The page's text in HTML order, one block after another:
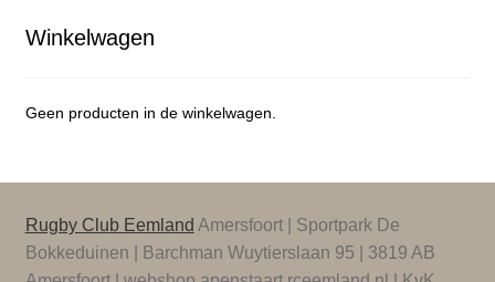
Winkelwagen
Geen producten in de winkelwagen.
Rugby Club Eemland Amersfoort | Sportpark De
Bokkeduinen | Barchman Wuytierslaan 95 | 3819 AB